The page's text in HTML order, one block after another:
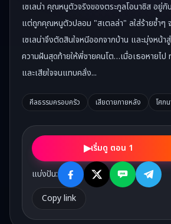
เซเลน่า คุณหนูตัวจริงของตระกูลโอนาซิส อยู่
แต่ถูกคุณหนูตัวปลอม "สเตลล่า" ลใส่ร้ายซ้ำๆ
เซเลน่าจึงตัดสินใจหนีออกจากบ้าน และมุ่งหน้า
ความฝันสุดท้ายให้พี่ชายคนโต…เมื่อเธอหายไป
และเสียใจจนแทบคลั่ง...
ศีลธรรมครอบครัว เสียดายภายหลัง โศก
▶เริ่มดู ตอน 1
แบ่งปัน:
Copy link